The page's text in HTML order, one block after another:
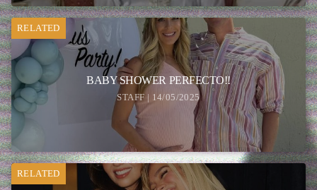
RELATED
BABY SHOWER PERFECTO!!
STAFF | 14/05/2025
RELATED